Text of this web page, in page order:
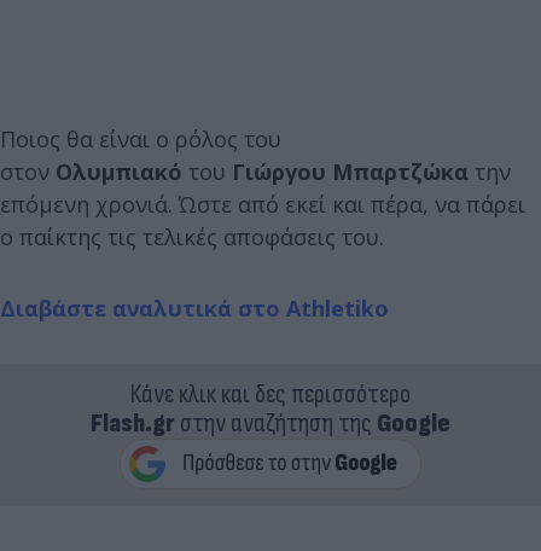
Ποιος θα είναι ο ρόλος του
στον Ολυμπιακό του Γιώργου Μπαρτζώκα την
επόμενη χρονιά. Ώστε από εκεί και πέρα, να πάρει
ο παίκτης τις τελικές αποφάσεις του.
Διαβάστε αναλυτικά στο Athletiko
Κάνε κλικ και δες περισσότερο
Flash.grστην αναζήτηση της Google